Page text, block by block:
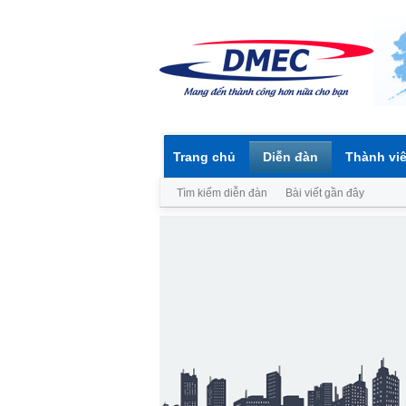
Trang chủ Diễn đàn
Tìm kiếm diễn đàn Bài viết gần đây
Thành